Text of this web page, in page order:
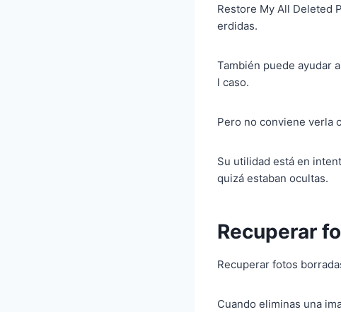
Restore My All Deleted
erdidas.
También puede ayudar
l caso.
Pero no conviene verla
Su utilidad está en
quizá estaban ocultas.
Recuperar
Recuperar fotos
Cuando eliminas una